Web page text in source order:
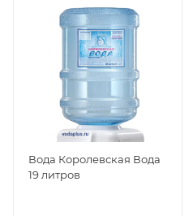
Вода Королевская Вода
19 литров